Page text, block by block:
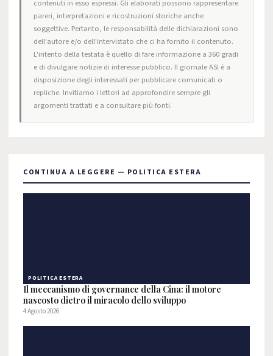
contenuti in esso espressi. Gli elaborati possono rappresentare
pareri, interpretazioni e ricostruzioni storiche anche
soggettive. Pertanto, le responsabilità delle dichiarazioni sono
dell'autore e/o dell'intervistato che ci ha fornito il contenuto.
L'intento della testata è quello di fare informazione a 360 gradi
e di divulgare notizie di interesse pubblico. Il giornale ASI è a
disposizione degli interessati per pubblicare comunicati o
repliche. Invitiamo i lettori ad approfondire sempre gli
argomenti trattati e a consultare più fonti.
CONTINUA A LEGGERE — POLITICA ESTERA
POLITICA ESTERA
Il meccanismo di governance della Cina: il motore
nascosto dietro il miracolo dello sviluppo
4 Agosto 2026